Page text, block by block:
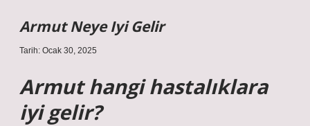
Armut Neye Iyi Gelir
Tarih: Ocak 30, 2025
Armut hangi hastalıklara
iyi gelir?